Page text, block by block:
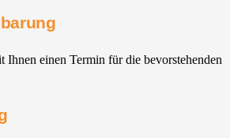
einen Termin für die bevorstehenden